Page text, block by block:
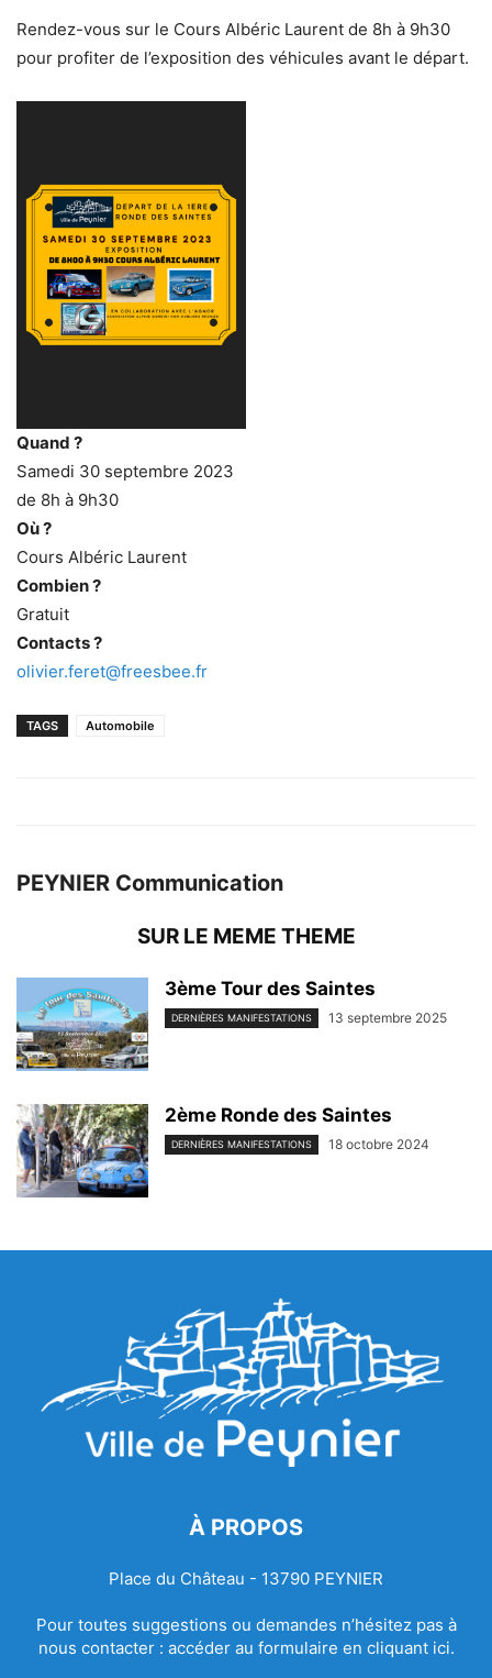
Rendez-vous sur le Cours Albéric Laurent de 8h à 9h30
pour profiter de l’exposition des véhicules avant le départ.
Quand ?
Samedi 30 septembre 2023
de 8h à 9h30
Où ?
Cours Albéric Laurent
Combien ?
Gratuit
Contacts ?
olivier.feret@freesbee.fr
TAGS Automobile
PEYNIER Communication
SUR LE MEME THEME
3ème Tour des Saintes
DERNIÈRES MANIFESTATIONS 13 septembre 2025
2ème Ronde des Saintes
DERNIÈRES MANIFESTATIONS 18 octobre 2024
À PROPOS
Place du Château - 13790 PEYNIER
Pour toutes suggestions ou demandes n’hésitez pas à
nous contacter : accéder au formulaire en cliquant ici.